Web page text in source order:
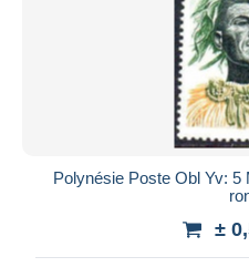
Polynésie Poste Obl Yv: 5
±